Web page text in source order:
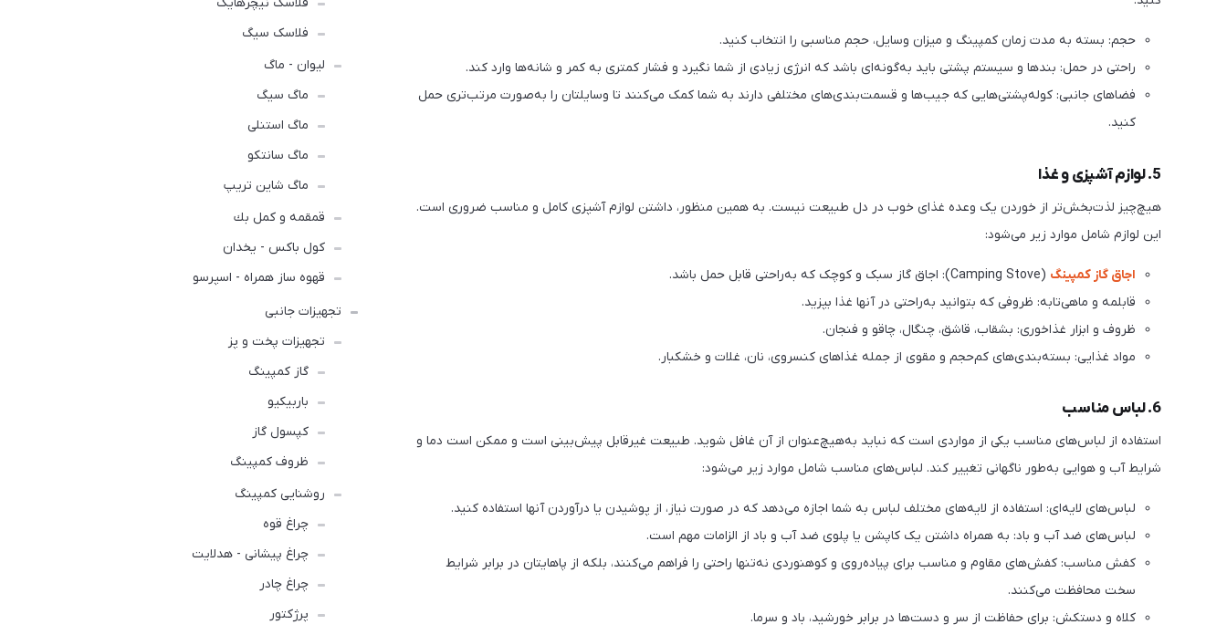
حجم: بسته به مدت زمان کمپینگ و میزان وسایل، حجم مناسبی را انتخاب کنید.
راحتی در حمل: بندها و سیستم پشتی باید به‌گونه‌ای باشد که انرژی زیادی از شما نگیرد و فشار کمتری به کمر و شانه‌ها وارد کند.
فضاهای جانبی: کوله‌پشتی‌هایی که جیب‌ها و قسمت‌بندی‌های مختلفی دارند به شما کمک می‌کنند تا وسایلتان را به‌صورت مرتب‌تری حمل
کنید.
5. لوازم آشپزی و غذا
هیچ‌چیز لذت‌بخش‌تر از خوردن یک وعده غذای خوب در دل طبیعت نیست. به همین منظور، داشتن لوازم آشپزی کامل و مناسب ضروری است.
این لوازم شامل موارد زیر می‌شود:
اجاق گاز کمپینگ (Camping Stove): اجاق گاز سبک و کوچک که به‌راحتی قابل حمل باشد.
قابلمه و ماهی‌تابه: ظروفی که بتوانید به‌راحتی در آنها غذا بپزید.
ظروف و ابزار غذاخوری: بشقاب، قاشق، چنگال، چاقو و فنجان.
مواد غذایی: بسته‌بندی‌های کم‌حجم و مقوی از جمله غذاهای کنسروی، نان، غلات و خشکبار.
6. لباس مناسب
استفاده از لباس‌های مناسب یکی از مواردی است که نباید به‌هیچ‌عنوان از آن غافل شوید. طبیعت غیرقابل پیش‌بینی است و ممکن است دما و
شرایط آب و هوایی به‌طور ناگهانی تغییر کند. لباس‌های مناسب شامل موارد زیر می‌شود:
لباس‌های لایه‌ای: استفاده از لایه‌های مختلف لباس به شما اجازه می‌دهد که در صورت نیاز، از پوشیدن یا درآوردن آنها استفاده کنید.
لباس‌های ضد آب و باد: به همراه داشتن یک کاپشن یا پلوی ضد آب و باد از الزامات مهم است.
کفش مناسب: کفش‌های مقاوم و مناسب برای پیاده‌روی و کوهنوردی نه‌تنها راحتی را فراهم می‌کنند، بلکه از پاهایتان در برابر شرایط
سخت محافظت می‌کنند.
کلاه و دستکش: برای حفاظت از سر و دست‌ها در برابر خورشید، باد و سرما.
فلاسک سیگ
لیوان - ماگ
ماگ سیگ
ماگ استنلی
ماگ سانتکو
ماگ شاین تریپ
قمقمه و كمل بك
کول باکس - یخدان
قهوه ساز همراه - اسپرسو
تجهیزات جانبی
تجهیزات پخت و پز
گاز کمپینگ
باربیکیو
کپسول گاز
ظروف کمپینگ
روشنایی کمپینگ
چراغ قوه
چراغ پیشانی - هدلایت
چراغ چادر
پرژکتور